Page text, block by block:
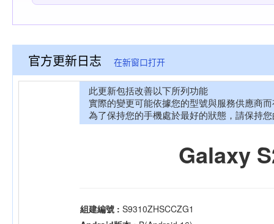
官方更新日志 在新窗口打开